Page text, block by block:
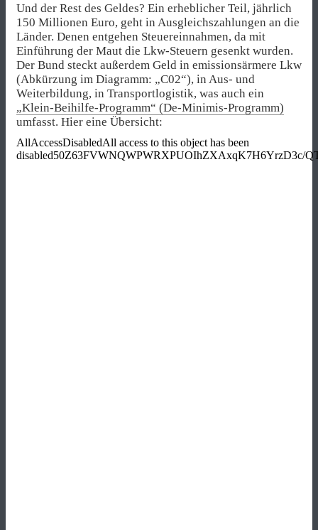
Und der Rest des Geldes? Ein erheblicher Teil, jährlich
150 Millionen Euro, geht in Ausgleichszahlungen an die
Länder. Denen entgehen Steuereinnahmen, da mit
Einführung der Maut die Lkw-Steuern gesenkt wurden.
Der Bund steckt außerdem Geld in emissionsärmere Lkw
(Abkürzung im Diagramm: „C02“), in Aus- und
Weiterbildung, in Transportlogistik, was auch ein
„Klein-Beihilfe-Programm“ (De-Minimis-Programm)
umfasst. Hier eine Übersicht: